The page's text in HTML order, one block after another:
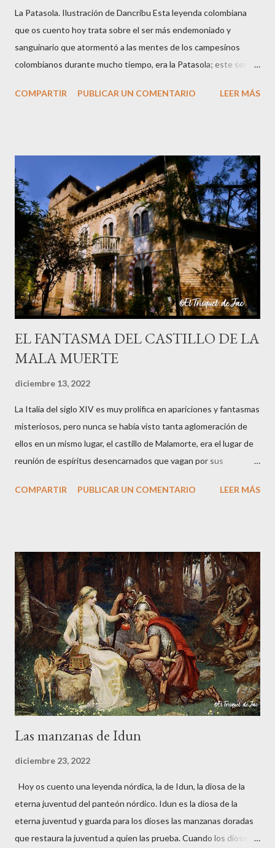
La Patasola. Ilustración de Dancribu Esta leyenda colombiana
que os cuento hoy trata sobre el ser más endemoniado y
sanguinario que atormentó a las mentes de los campesinos
colombianos durante mucho tiempo, era la Patasola; este ser
una hermosa mujer que avanzaba dando grandes saltos con la
Patasola es el espíritu de una mujer infiel que tenía amores con
el jefe de su marido; cuando éste descubrió el engaño mató a su
jefe con un machete y a ella le cortó una pierna y salió corriendo
su única pierna hasta que se desangró y murió. También cuentan
que era una mujer que perdió una pierna por estar cortando leña
un Viernes Santo, cuando supuestamente nadie debe trabajar ni
hacer nada, y quedó condenada a errar por el mundo, y se oyen ...
COMPARTIR PUBLICAR UN COMENTARIO LEER MÁS
EL FANTASMA DEL CASTILLO DE LA
MALA MUERTE
diciembre 13, 2022
La Italia del siglo XIV es muy prolífica en apariciones y fantasmas
misteriosos, pero nunca se había visto tanta aglomeración de
ellos en un mismo lugar, el castillo de Malamorte, era el lugar de
reunión de espíritus desencarnados que vagan por sus
llevaron a la muerte. Arranco la narración de esta historia veraz
la fortaleza. La noche caía sobre la ciudad de y a Vitorio le
tocaron el hombro por detrás. Las armaduras no dejaban ver los
rostros de aquellos personajes tan peculiares. Le pidieron que
les siguiera y Vitorio, intrigado, decidió hacerlo. Una vez dentro
del castillo, los dos guerreros medievales le señalaron un muro
falso donde estaba guardado un fabuloso tesoro. Solo le
pusieron una condición, pero si no la cumplía a rajatabla...
COMPARTIR PUBLICAR UN COMENTARIO LEER MÁS
Las manzanas de Idun
diciembre 23, 2022
Hoy os cuento una leyenda nórdica, la de Idun, la diosa de la
eterna juventud del panteón nórdico. Idun es la diosa de la
eterna juventud y guarda para los dioses las manzanas doradas
que restaura la juventud a quien las prueba. Cuando los dioses